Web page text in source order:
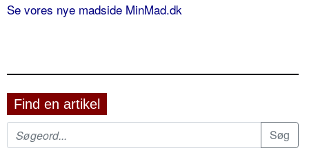
Se vores nye madside MinMad.dk
Find en artikel